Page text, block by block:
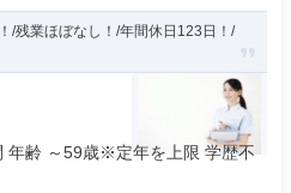
/残業ほぼなし！/年間休日123日！/
年齢 ～59歳※定年を上限 学歴不